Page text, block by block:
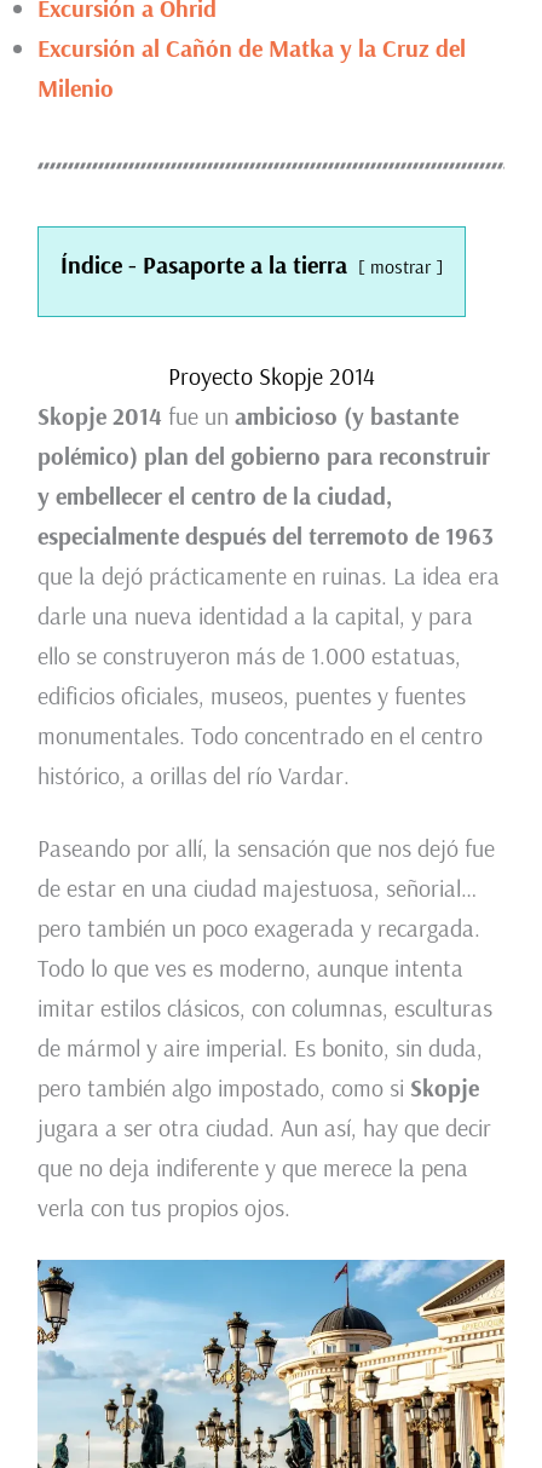
Excursión a Ohrid
Excursión al Cañón de Matka y la Cruz del
Milenio
Índice - Pasaporte a la tierra mostrar
Proyecto Skopje 2014
Skopje 2014 fue un ambicioso (y bastante
polémico) plan del gobierno para reconstruir
y embellecer el centro de la ciudad,
especialmente después del terremoto de 1963
que la dejó prácticamente en ruinas. La idea era
darle una nueva identidad a la capital, y para
ello se construyeron más de 1.000 estatuas,
edificios oficiales, museos, puentes y fuentes
monumentales. Todo concentrado en el centro
histórico, a orillas del río Vardar.
Paseando por allí, la sensación que nos dejó fue
de estar en una ciudad majestuosa, señorial…
pero también un poco exagerada y recargada.
Todo lo que ves es moderno, aunque intenta
imitar estilos clásicos, con columnas, esculturas
de mármol y aire imperial. Es bonito, sin duda,
pero también algo impostado, como si Skopje
jugara a ser otra ciudad. Aun así, hay que decir
que no deja indiferente y que merece la pena
verla con tus propios ojos.